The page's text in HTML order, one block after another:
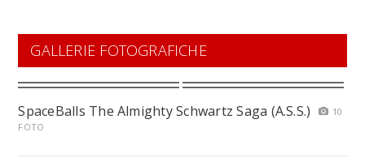
GALLERIE FOTOGRAFICHE
SpaceBalls The Almighty Schwartz Saga (A.S.S.)
10
FOTO